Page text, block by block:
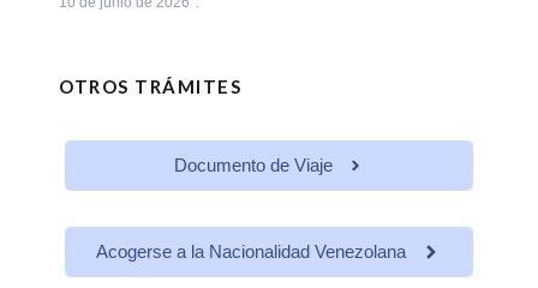
OTROS TRÁMITES
Documento de Viaje
Acogerse a la Nacionalidad Venezolana